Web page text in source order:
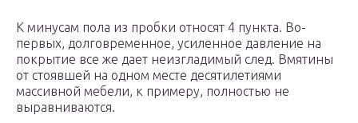
К минусам пола из пробки относят 4 пункта. Во-
первых, долговременное, усиленное давление на
покрытие все же дает неизгладимый след. Вмятины
от стоявшей на одном месте десятилетиями
массивной мебели, к примеру, полностью не
выравниваются.